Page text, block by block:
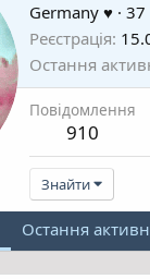
Germany ♥ · 37
Реєстрація
Остання
Повідомлення
910
Знайти
Остання